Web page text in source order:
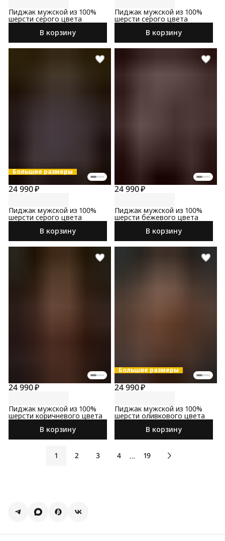
Пиджак мужской из 100%
шерсти серого цвета
В корзину
Пиджак мужской из 100%
шерсти серого цвета
В корзину
Большие размеры
24 990 ₽
Пиджак мужской из 100%
шерсти серого цвета
В корзину
24 990 ₽
Пиджак мужской из 100%
шерсти бежевого цвета
В корзину
24 990 ₽
Пиджак мужской из 100%
шерсти коричневого цвета
В корзину
Большие размеры
24 990 ₽
Пиджак мужской из 100%
шерсти оливкового цвета
В корзину
1 2 3 4 … 19